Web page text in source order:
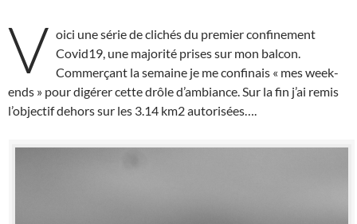
V oici une série de clichés du premier confinement
Covid19, une majorité prises sur mon balcon.
Commerçant la semaine je me confinais « mes week-
ends » pour digérer cette drôle d’ambiance. Sur la fin j’ai remis
l’objectif dehors sur les 3.14 km2 autorisées….